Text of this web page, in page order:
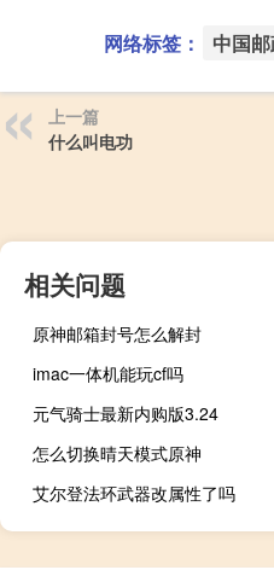
网络标签： 中国
上一篇
什么叫电功
相关问题
原神邮箱封号怎么解封
imac一体机能玩cf吗
元气骑士最新内购版3.24
怎么切换晴天模式原神
艾尔登法环武器改属性了吗